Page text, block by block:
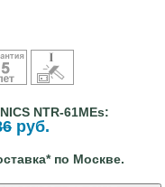
NTR-61MEs:
руб.
по Москве.